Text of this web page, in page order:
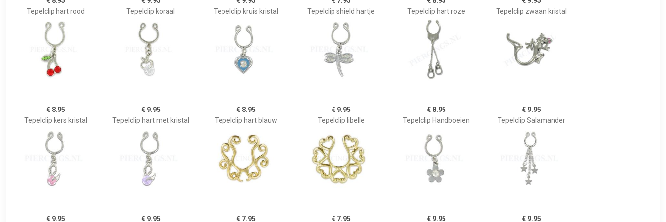
Tepelclip hart rood
Tepelclip koraal
Tepelclip kruis kristal
Tepelclip shield hartje
Tepelclip hart roze
Tepelclip zwaan kristal
€ 8.95
Tepelclip kers kristal
€ 9.95
Tepelclip hart met kristal
€ 8.95
Tepelclip hart blauw
€ 9.95
Tepelclip libelle
€ 8.95
Tepelclip Handboeien
€ 9.95
Tepelclip Salamander
€ 9.95 € 9.95 € 7.95 € 7.95 € 9.95 € 9.95